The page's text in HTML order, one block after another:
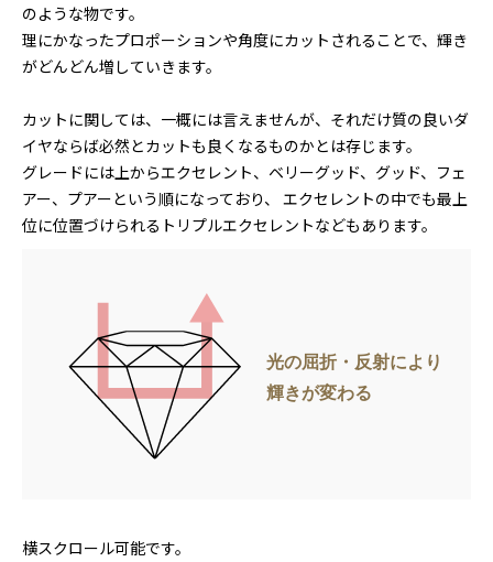
のような物です。
理にかなったプロポーションや角度にカットされることで、輝き
がどんどん増していきます。
カットに関しては、一概には言えませんが、それだけ質の良いダ
イヤならば必然とカットも良くなるものかとは存じます。
グレードには上からエクセレント、ベリーグッド、グッド、フェ
アー、プアーという順になっており、 エクセレントの中でも最上
位に位置づけられるトリプルエクセレントなどもあります。
横スクロール可能です。